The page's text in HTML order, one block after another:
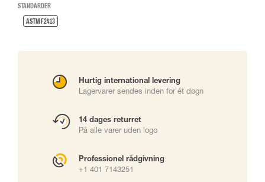
STANDARDER
ASTM F2413
Hurtig international levering
Lagervarer sendes inden for ét døgn
14 dages returret
På alle varer uden logo
Professionel rådgivning
+1 401 7143251